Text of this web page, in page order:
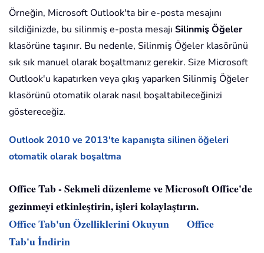
Örneğin, Microsoft Outlook'ta bir e-posta mesajını
sildiğinizde, bu silinmiş e-posta mesajı Silinmiş Öğeler
klasörüne taşınır. Bu nedenle, Silinmiş Öğeler klasörünü
sık sık manuel olarak boşaltmanız gerekir. Size Microsoft
Outlook'u kapatırken veya çıkış yaparken Silinmiş Öğeler
klasörünü otomatik olarak nasıl boşaltabileceğinizi
göstereceğiz.
Outlook 2010 ve 2013'te kapanışta silinen öğeleri
otomatik olarak boşaltma
Office Tab - Sekmeli düzenleme ve Microsoft Office'de
gezinmeyi etkinleştirin, işleri kolaylaştırın.
Office Tab'un Özelliklerini Okuyun
Office
Tab'u İndirin